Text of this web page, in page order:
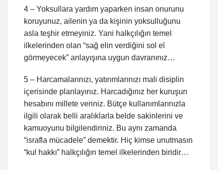
4 – Yoksullara yardım yaparken insan onurunu
koruyunuz, ailenin ya da kişinin yoksulluğunu
asla teşhir etmeyiniz. Yani halkçılığın temel
ilkelerinden olan “sağ elin verdiğini sol el
görmeyecek” anlayışına uygun davranınız…
5 – Harcamalarınızı, yatırımlarınızı mali disiplin
içerisinde planlayınız. Harcadığınız her kuruşun
hesabını millete veriniz. Bütçe kullanımlarınızla
ilgili olarak belli aralıklarla belde sakinlerini ve
kamuoyunu bilgilendiriniz. Bu aynı zamanda
“israfla mücadele” demektir. Hiç kimse unutmasın
“kul hakkı” halkçılığın temel ilkelerinden biridir…